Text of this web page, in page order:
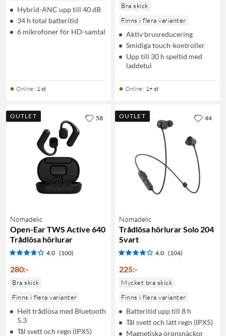
Hybrid-ANC upp till 40 dB
34 h total batteritid
6 mikrofoner för HD-samtal
Online: 1 st
Bra skick
Finns i flera varianter
Aktiv brusreducering
Smidiga touch-kontroller
Upp till 30 h speltid med
laddetui
Online: 1+ st
OUTLET
Nomadelic
Open-Ear TWS Active 640
Trådlösa hörlurar
4.0 (100)
280:-
Bra skick
Finns i flera varianter
Helt trådlösa med Bluetooth
5.3
Tål svett och regn (IPX5)
58 OUTLET
Nomadelic
Trådlösa hörlurar Solo 204
Svart
4.0 (104)
225:-
Mycket bra skick
Finns i flera varianter
Batteritid upp till 8 h
Tål svett och lätt regn (IPX5)
Magnetiska öronsnäckor
44